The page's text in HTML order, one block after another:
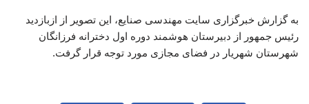
به گزارش خبرگزاری سایت مهندسی صنایع، این تصویر از ازبازدید
رئیس جمهور از دبیرستان هوشمند دوره اول دخترانه فرزانگان
شهرستان شهریار در فضای مجازی مورد توجه قرار گرفت.